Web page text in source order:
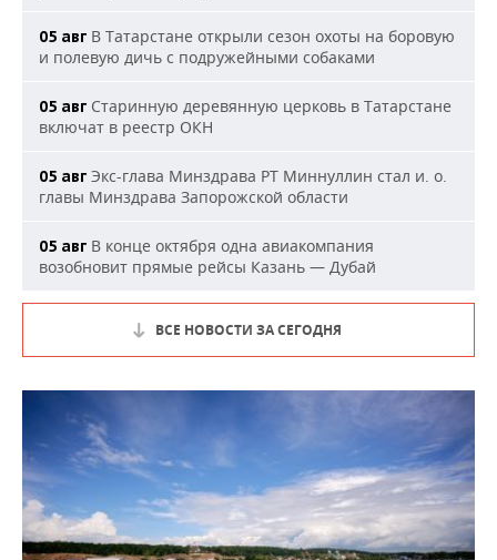
05 авг В Татарстане открыли сезон охоты на боровую
и полевую дичь с подружейными собаками
05 авг Старинную деревянную церковь в Татарстане
включат в реестр ОКН
05 авг Экс-глава Минздрава РТ Миннуллин стал и. о.
главы Минздрава Запорожской области
05 авг В конце октября одна авиакомпания
возобновит прямые рейсы Казань — Дубай
ВСЕ НОВОСТИ ЗА СЕГОДНЯ